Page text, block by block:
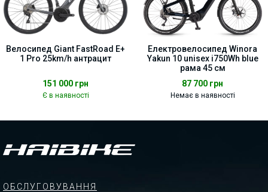
Велосипед Giant FastRoad E+
1 Pro 25km/h антрацит
151 000 грн
Є в наявності
Електровелосипед Winora
Yakun 10 unisex i750Wh blue
рама 45 см
87 700 грн
Немає в наявності
ОБСЛУГОВУВАННЯ